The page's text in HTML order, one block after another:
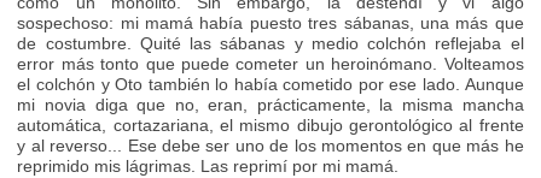
sospechoso: mi mamá había puesto tres sábanas, una más que
de costumbre. Quité las sábanas y medio colchón reflejaba el
error más tonto que puede cometer un heroinómano. Volteamos
el colchón y Oto también lo había cometido por ese lado. Aunque
mi novia diga que no, eran, prácticamente, la misma mancha
automática, cortazariana, el mismo dibujo gerontológico al frente
y al reverso... Ese debe ser uno de los momentos en que más he
reprimido mis lágrimas. Las reprimí por mi mamá.